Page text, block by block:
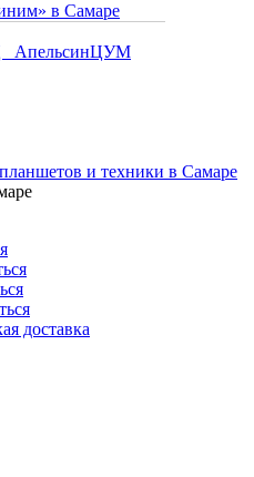
АпельсинЦУМ
и техники в Самаре
доставка